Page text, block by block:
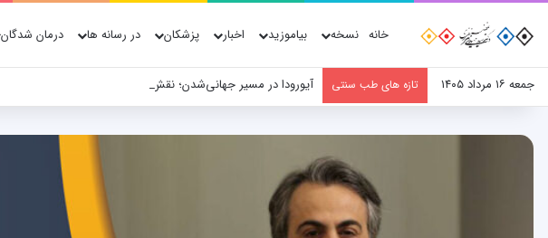
خانه نسخه بیاموزید اخبار پزشکان در رسانه ها درمان شدگان
جمعه ۱۶ مرداد ۱۴۰۵ تازه های طب سنتی آیورودا در مسیر جهانی‌شدن؛ نقش پژوهش، فناوری و شواهد علمی